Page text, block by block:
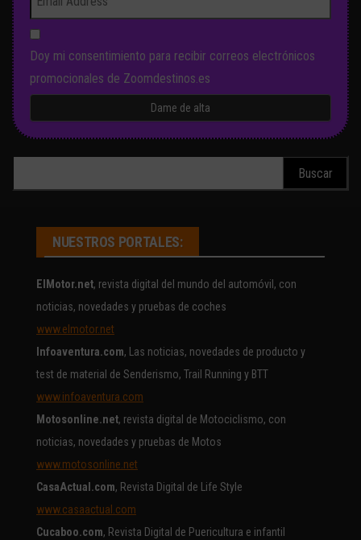
Doy mi consentimiento para recibir correos electrónicos
promocionales de Zoomdestinos.es
NUESTROS PORTALES:
ElMotor.net, revista digital del mundo del automóvil, con
noticias, novedades y pruebas de coches
www.elmotor.net
Infoaventura.com, Las noticias, novedades de producto y
test de material de Senderismo, Trail Running y BTT
www.infoaventura.com
Motosonline.net, revista digital de Motociclismo, con
noticias, novedades y pruebas de Motos
www.motosonline.net
CasaActual.com, Revista Digital de Life Style
www.casaactual.com
Cucaboo.com, Revista Digital de Puericultura e infantil